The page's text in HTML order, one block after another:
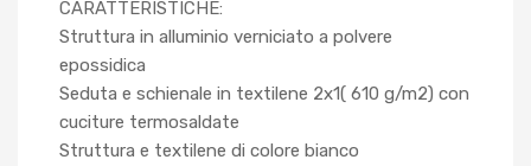
CARATTERISTICHE:
Struttura in alluminio verniciato a polvere
epossidica
Seduta e schienale in textilene 2x1( 610 g/m2) con
cuciture termosaldate
Struttura e textilene di colore bianco